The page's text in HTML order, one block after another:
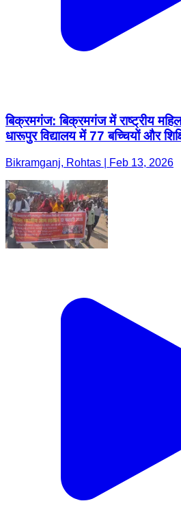
बिक्रमगंज: बिक्रमगंज में राष्ट्रीय
धारूपुर विद्यालय में 77 बच्चियों और
Bikramganj, Rohtas | Feb 13, 2026